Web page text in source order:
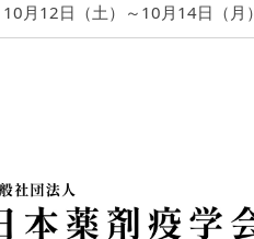
10月12日（土）～10月14日（月）